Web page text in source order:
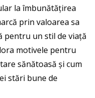
la îmbunătățirea
prin valoarea sa
pentru un stil de viață
motivele pentru
sănătoasă și cum
stări bune de